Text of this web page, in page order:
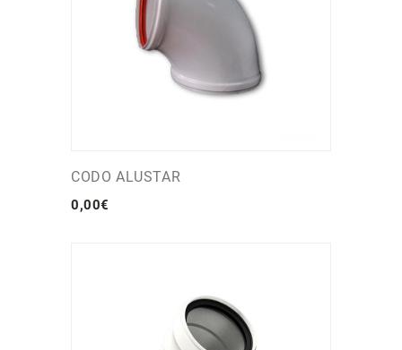
CODO ALUSTAR
0,00€